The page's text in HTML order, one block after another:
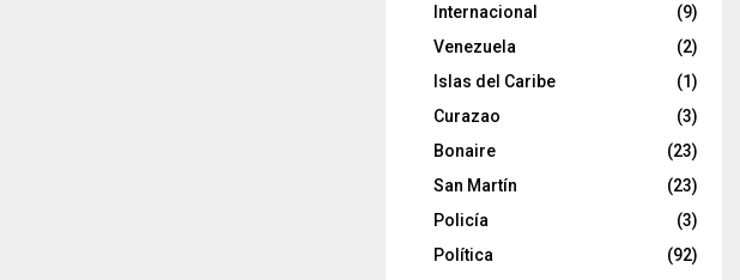
Internacional
(9)
Venezuela
(2)
Islas del Caribe
(1)
Curazao
(3)
Bonaire
(23)
San Martín
(23)
Policía
(3)
Política
(92)